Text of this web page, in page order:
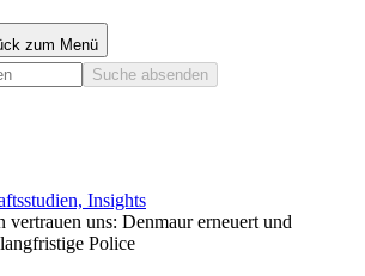
zum Menü
Suche absenden
Insights
vertrauen uns: Denmaur erneuert und
Police